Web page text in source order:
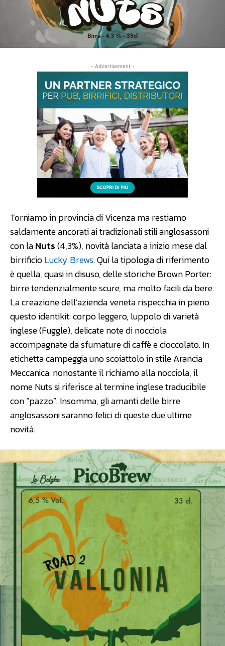
- Advertisement -
Torniamo in provincia di Vicenza ma restiamo
saldamente ancorati ai tradizionali stili anglosassoni
con laNuts(4,3%), novità lanciata a inizio mese dal
birrificioLucky Brews. Qui la tipologia di riferimento
è quella, quasi in disuso, delle storiche Brown Porter:
birre tendenzialmente scure, ma molto facili da bere.
La creazione dell’azienda veneta rispecchia in pieno
questo identikit: corpo leggero, luppolo di varietà
inglese (Fuggle), delicate note di nocciola
accompagnate da sfumature di caffè e cioccolato. In
etichetta campeggia uno scoiattolo in stile Arancia
Meccanica: nonostante il richiamo alla nocciola, il
nome Nuts si riferisce al termine inglese traducibile
con “pazzo”. Insomma, gli amanti delle birre
anglosassoni saranno felici di queste due ultime
novità.